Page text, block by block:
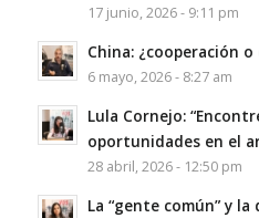
17 junio, 2026 - 9:11 pm
China: ¿cooperación o
6 mayo, 2026 - 8:27 am
Lula Cornejo:
oportunidades en el
28 abril, 2026 - 12:50 pm
La “gente común” y